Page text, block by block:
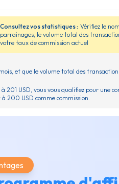
Consultez vos statistiques : Vérifiez le
parrainages, le volume total des
votre taux de commission actuel
et que le volume total des
201 USD, vous vous qualifiez pour une
200 USD comme commission.